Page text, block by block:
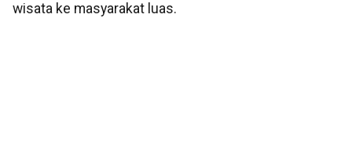
wisata ke masyarakat luas.